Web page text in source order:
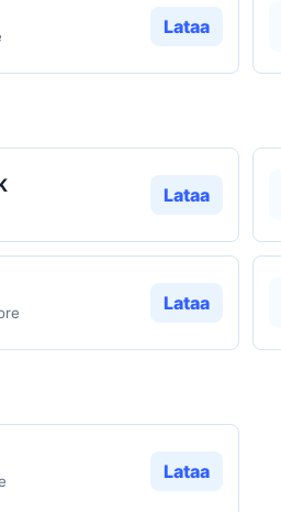
Lataa
Lataa
Lataa
Lataa